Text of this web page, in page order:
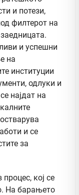
и потези,
филтерот на
и успешни
на
институции
одлуки и
најдат на
и се
за
кој се
На барањето